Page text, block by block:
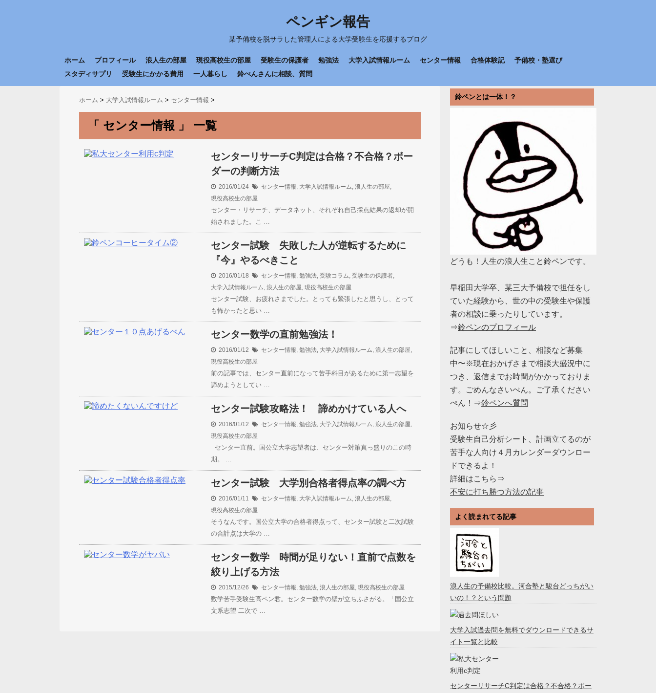
ペンギン報告
某予備校を脱サラした管理人による大学受験生を応援するブログ
ホーム プロフィール 浪人生の部屋 現役高校生の部屋 受験生の保護者 勉強法 大学入試情報ルーム センター情報 合格体験記
予備校・塾選び
スタディサプリ
受験生にかかる費用 一人暮らし 鈴ぺんさんに相談、質問
ホーム > 大学入試情報ルーム > センター情報 >
「 センター情報 」 一覧
センターリサーチC判定は合格？不合格？ボー
ダーの判断方法
2016/01/24 センター情報, 大学入試情報ルーム, 浪人生の部屋,
現役高校生の部屋
センター・リサーチ、データネット、それぞれ自己採点結果の返却が開
始されました。こ …
センター試験 失敗した人が逆転するために
『今』やるべきこと
2016/01/18 センター情報, 勉強法, 受験コラム, 受験生の保護者,
大学入試情報ルーム, 浪人生の部屋, 現役高校生の部屋
センター試験、お疲れさまでした。とっても緊張したと思うし、とって
も怖かったと思い …
センター数学の直前勉強法！
2016/01/12 センター情報, 勉強法, 大学入試情報ルーム, 浪人生の部屋,
現役高校生の部屋
前の記事では、センター直前になって苦手科目があるために第一志望を
諦めようとしてい …
センター試験攻略法！ 諦めかけている人へ
2016/01/12 センター情報, 勉強法, 大学入試情報ルーム, 浪人生の部屋,
現役高校生の部屋
センター直前。国公立大学志望者は、センター対策真っ盛りのこの時
期。 …
センター試験 大学別合格者得点率の調べ方
2016/01/11 センター情報, 大学入試情報ルーム, 浪人生の部屋,
現役高校生の部屋
そうなんです。国公立大学の合格者得点って、センター試験と二次試験
の合計点は大学の …
センター数学 時間が足りない！直前で点数を
絞り上げる方法
2015/12/26 センター情報, 勉強法, 浪人生の部屋, 現役高校生の部屋
数学苦手受験生高ペン君。センター数学の壁が立ちふさがる。「国公立
文系志望 二次で …
鈴ペンとは一体！？
どうも！人生の浪人生こと鈴ペンです。
早稲田大学卒、某三大予備校で担任をし
ていた経験から、世の中の受験生や保護
者の相談に乗ったりしています。
⇒鈴ペンのプロフィール
記事にしてほしいこと、相談など募集
中〜※現在おかげさまで相談大盛況中に
つき、返信までお時間がかかっておりま
す。ごめんなさいぺん。ご了承ください
ぺん！⇒鈴ペンへ質問
お知らせ☆彡
受験生自己分析シート、計画立てるのが
苦手な人向け４月カレンダーダウンロー
ドできるよ！
詳細はこちら⇒
不安に打ち勝つ方法の記事
よく読まれてる記事
浪人生の予備校比較。河合塾と駿台どっちがい
いの！？という問題
大学入試過去問を無料でダウンロードできるサ
イト一覧と比較
センターリサーチC判定は合格？不合格？ボー